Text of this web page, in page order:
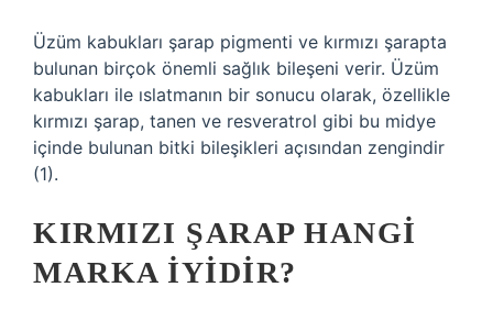
Üzüm kabukları şarap pigmenti ve kırmızı şarapta
bulunan birçok önemli sağlık bileşeni verir. Üzüm
kabukları ile ıslatmanın bir sonucu olarak, özellikle
kırmızı şarap, tanen ve resveratrol gibi bu midye
içinde bulunan bitki bileşikleri açısından zengindir
(1).
KIRMIZI ŞARAP HANGI
MARKA IYIDIR?